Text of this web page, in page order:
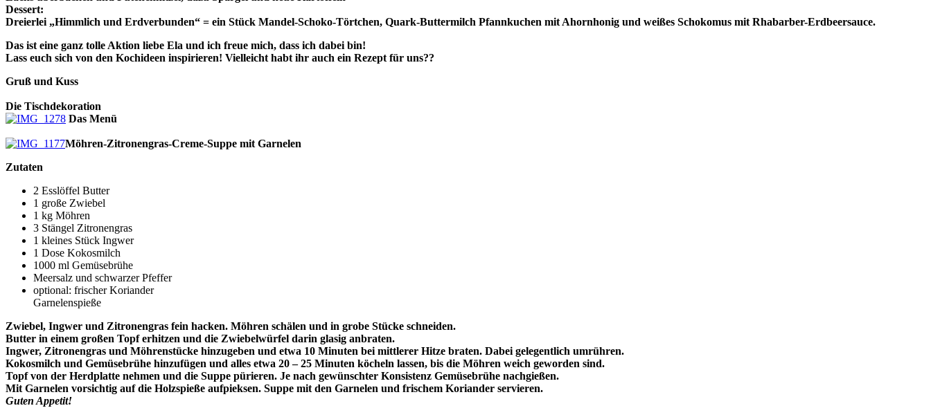
Dessert:
Dreierlei „Himmlich und Erdverbunden“ = ein Stück Mandel-Schoko-Törtchen, Quark-Buttermilch Pfannkuchen mit Ahornhonig und weißes Schokomus mit Rhabarber-Erdbeersauce.
Das ist eine ganz tolle Aktion liebe Ela und ich freue mich, dass ich dabei bin!
Lass euch sich von den Kochideen inspirieren! Vielleicht habt ihr auch ein Rezept für uns??
Gruß und Kuss
Die Tischdekoration
Das Menü
Möhren-Zitronengras-Creme-Suppe mit Garnelen
Zutaten
2 Esslöffel Butter
1 große Zwiebel
1 kg Möhren
3 Stängel Zitronengras
1 kleines Stück Ingwer
1 Dose Kokosmilch
1000 ml Gemüsebrühe
Meersalz und schwarzer Pfeffer
optional: frischer Koriander
Garnelenspieße
Zwiebel, Ingwer und Zitronengras fein hacken. Möhren schälen und in grobe Stücke schneiden.
Butter in einem großen Topf erhitzen und die Zwiebelwürfel darin glasig anbraten.
Ingwer, Zitronengras und Möhrenstücke hinzugeben und etwa 10 Minuten bei mittlerer Hitze braten. Dabei gelegentlich umrühren.
Kokosmilch und Gemüsebrühe hinzufügen und alles etwa 20 – 25 Minuten köcheln lassen, bis die Möhren weich geworden sind.
Topf von der Herdplatte nehmen und die Suppe pürieren. Je nach gewünschter Konsistenz Gemüsebrühe nachgießen.
Mit Garnelen vorsichtig auf die Holzspieße aufpieksen. Suppe mit den Garnelen und frischem Koriander servieren.
Guten Appetit!